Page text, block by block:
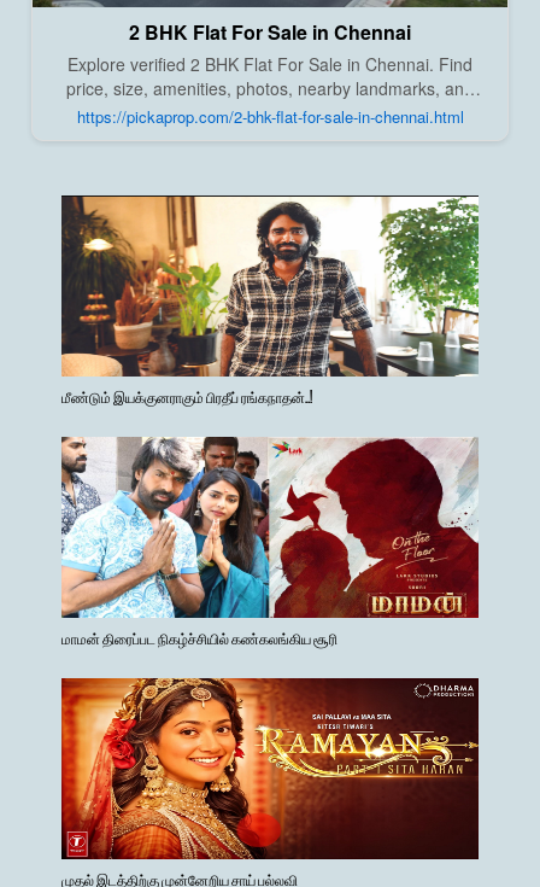
2 BHK Flat For Sale in Chennai
Explore verified 2 BHK Flat For Sale in Chennai. Find
price, size, amenities, photos, nearby landmarks, and
details from trusted builders, agents, and owners on Pick
A Prop;
https://pickaprop.com/2-bhk-flat-for-sale-in-chennai.html
மீண்டும் இயக்குனராகும் பிரதீப் ரங்கநாதன்..!
மாமன் திரைப்பட நிகழ்ச்சியில் கண்கலங்கிய சூரி
முதல் இடத்திற்கு முன்னேறிய சாய் பல்லவி